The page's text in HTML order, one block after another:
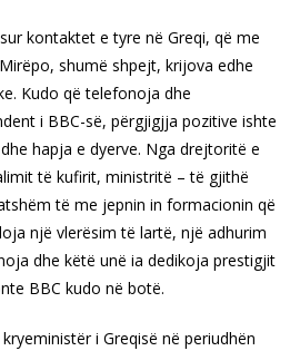
kontaktet e tyre në Greqi, që me
shumë shpejt, krijova edhe
Kudo që telefonoja dhe
i BBC-së, përgjigjja pozitive ishte
hapja e dyerve. Nga drejtoritë e
të kufirit, ministritë – të gjithë
të me jepnin in formacionin që
një vlerësim të lartë, një adhurim
dhe këtë unë ia dedikoja prestigjit
BBC kudo në botë.
i Greqisë në periudhën